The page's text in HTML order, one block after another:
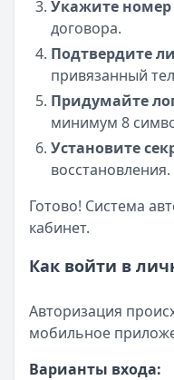
Укажите номер
договора.
Подтвердите
привязанный
Придумайте
минимум 8
Установите
восстановления.
Готово! Система
кабинет.
Как войти в
Авторизация
мобильное
Варианты входа: